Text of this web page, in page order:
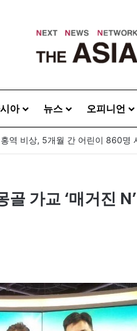
아 뉴스 오피니언
가교 ‘매거진 N’